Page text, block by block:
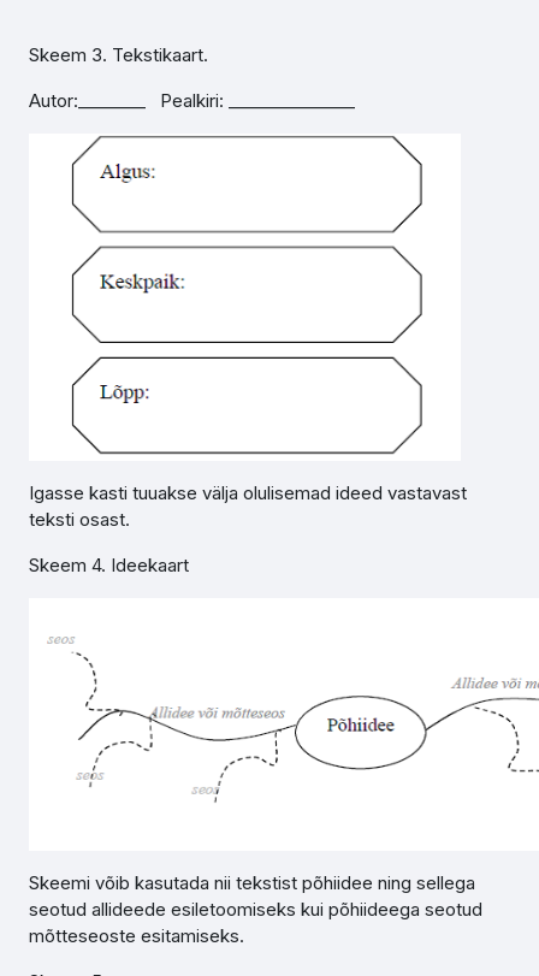
Skeem 3. Tekstikaart.
Autor:________ Pealkiri: _______________
Igasse kasti tuuakse välja olulisemad ideed vastavast
teksti osast.
Skeem 4. Ideekaart
Skeemi võib kasutada nii tekstist põhiidee ning sellega
seotud allideede esiletoomiseks kui põhiideega seotud
mõtteseoste esitamiseks.